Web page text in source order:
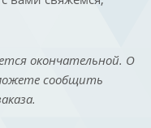
окончательной. О
сообщить